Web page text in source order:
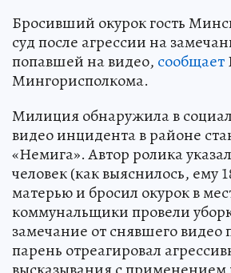
Бросивший окурок гость
суд после агрессии на
попавшей на видео, сообщает
Мингорисполкома.
Милиция обнаружила в
видео инцидента в районе
«Немига». Автор ролика
человек (как выяснилось, ему
матерью и бросил окурок в
коммунальщики провели
замечание от снявшего видео
парень отреагировал